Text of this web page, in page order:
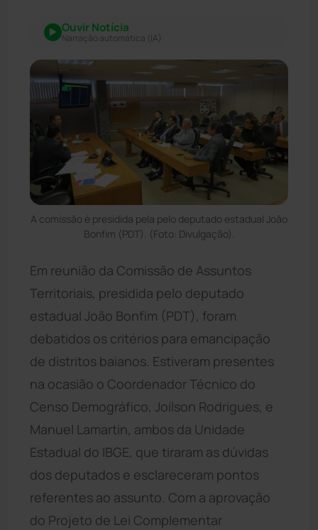
Ouvir Notícia
Narração automática (IA)
A comissão é presidida pela pelo deputado estadual João
Bonfim (PDT). (Foto: Divulgação).
Em reunião da Comissão de Assuntos
Territoriais, presidida pelo deputado
estadual João Bonfim (PDT), foram
debatidos os critérios para emancipação
de distritos baianos. Estiveram presentes
na ocasião o Coordenador Técnico do
Censo Demográfico, Joílson Rodrigues, e
Manuel Lamartin, ambos da Unidade
Estadual do IBGE, que tiraram as dúvidas
dos deputados e esclareceram pontos
referentes ao assunto. Com a aprovação
do Projeto de Lei Complementar